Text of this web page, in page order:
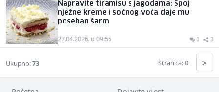
Napravite tiramisu s jagodama: Spoj
nježne kreme i sočnog voća daje mu
poseban šarm
27.04.2026. u 09:55 0 3
Ukupno:73 Stranica: 0 >